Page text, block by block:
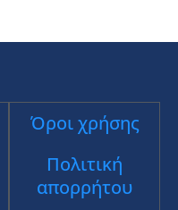
Όροι χρήσης
Πολιτική
απορρήτου